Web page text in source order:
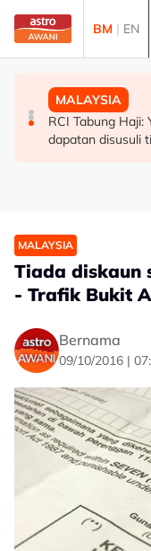
Skip to main content
BM | EN
MALAYSIA
Penjualan aset
terima maklumat
POLITIK
[TERKINI] Buat
Ahmad Samsuri
MALAYSIA
RCI Tabung Haji:
dapatan disusuli
MALAYSIA
Tiada diskaun
- Trafik Bukit
Bernama
09/10/2016 |